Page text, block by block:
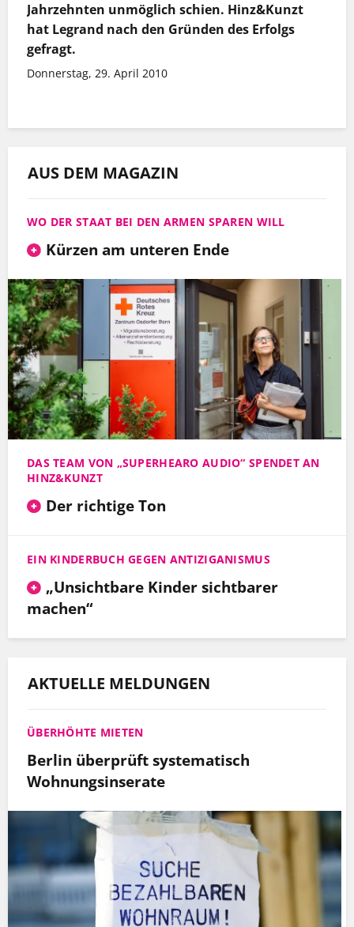
Jahrzehnten unmöglich schien. Hinz&Kunzt
hat Legrand nach den Gründen des Erfolgs
gefragt.
Donnerstag, 29. April 2010
AUS DEM MAGAZIN
WO DER STAAT BEI DEN ARMEN SPAREN WILL
Kürzen am unteren Ende
DAS TEAM VON „SUPERHEARO AUDIO“ SPENDET AN
HINZ&KUNZT
Der richtige Ton
EIN KINDERBUCH GEGEN ANTIZIGANISMUS
„Unsichtbare Kinder sichtbarer
machen“
AKTUELLE MELDUNGEN
ÜBERHÖHTE MIETEN
Berlin überprüft systematisch
Wohnungsinserate